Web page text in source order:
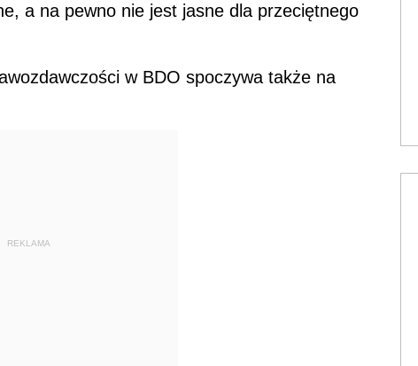
a na pewno nie jest jasne dla przeciętnego
w BDO spoczywa także na
REKLAMA